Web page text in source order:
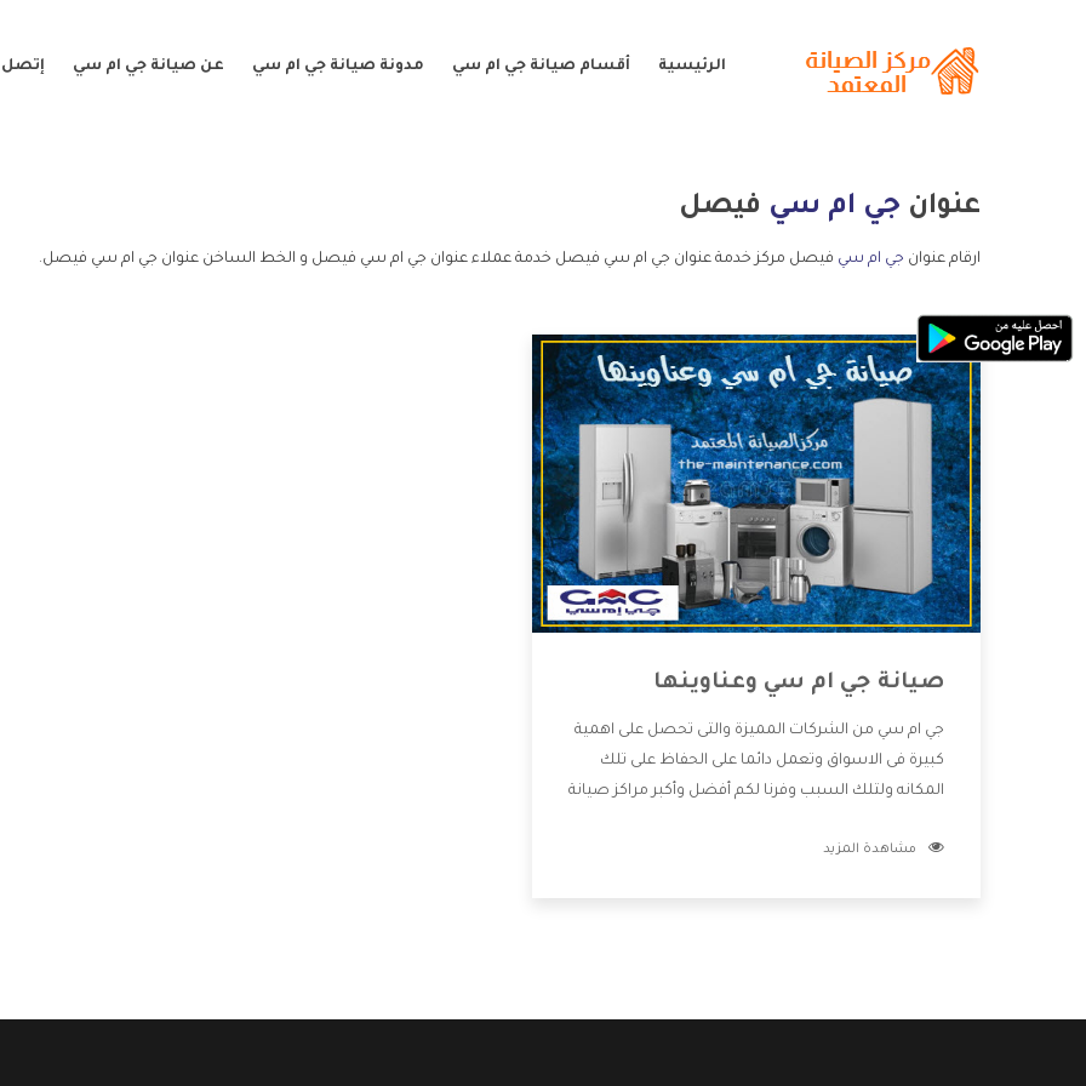
الرئيسية أقسام صيانة جي ام سي مدونة صيانة جي ام سي عن صيانة جي ام سي إتصل
عنوان جي ام سي فيصل
ارقام عنوان جي ام سي فيصل مركز خدمة عنوان جي ام سي فيصل خدمة عملاء عنوان جي ام سي فيصل و الخط الساخن عنوان جي ام سي فيصل.
صيانة جي ام سي وعناوينها
جي ام سي من الشركات المميزة والتى تحصل على اهمية
كبيرة فى الاسواق وتعمل دائما على الحفاظ على تلك
المكانه ولتلك السبب وفرنا لكم أفضل وأكبر مراكز صيانة
ويستطيع القيام بتصليح جميع المنتجات دون اى ازعاج
مشاهدة المزيد